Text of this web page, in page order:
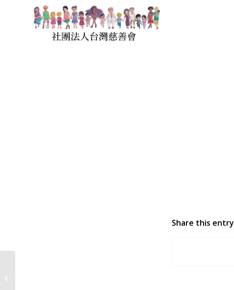
Share this entry